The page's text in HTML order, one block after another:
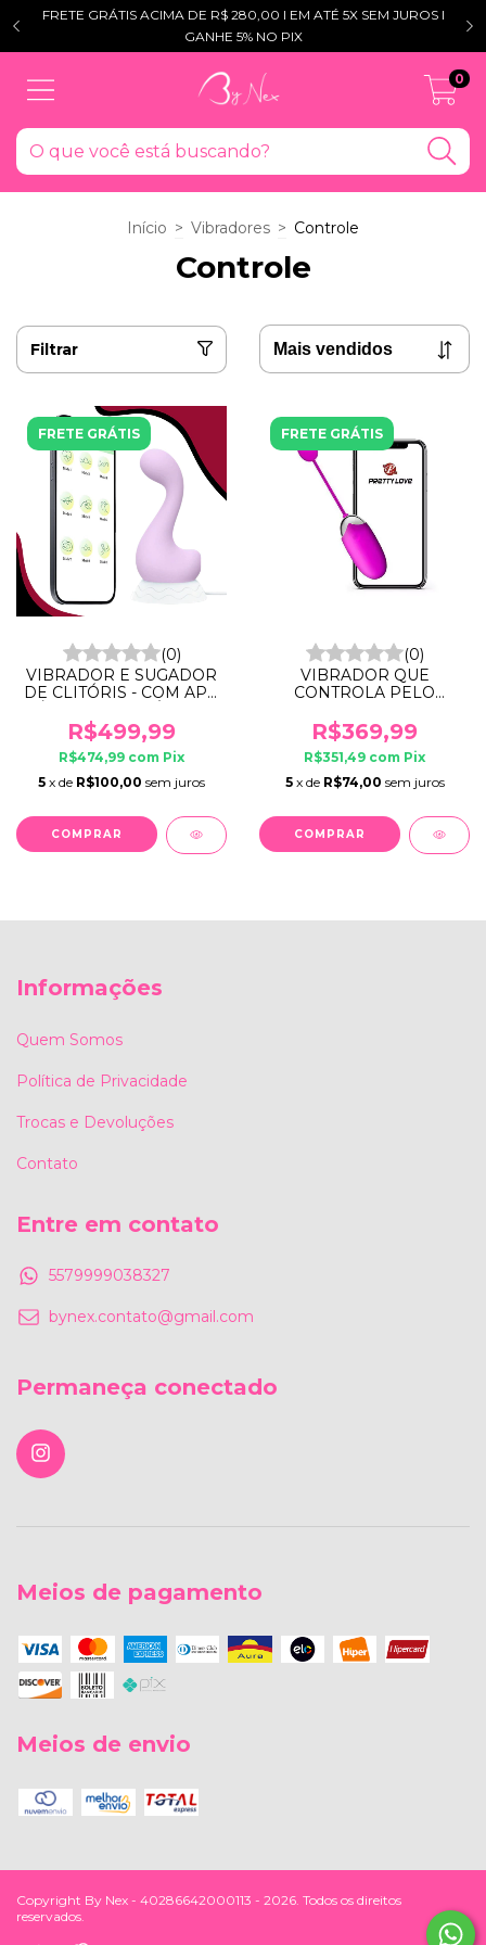
FRETE GRÁTIS ACIMA DE R$ 280,00 l EM ATÉ 5X SEM JUROS l
GANHE 5% NO PIX
0
Início > Vibradores > Controle
Controle
Filtrar
FRETE GRÁTIS
(0)
VIBRADOR E SUGADOR
DE CLITÓRIS - COM APP
R$499,99
R$474,99 com Pix
5 x de R$100,00 sem juros
FRETE GRÁTIS
(0)
VIBRADOR QUE
CONTROLA PELO
CELULAR -
RECARREGÁVEL
R$369,99
R$351,49 com Pix
5 x de R$74,00 sem juros
Informações
Quem Somos
Política de Privacidade
Trocas e Devoluções
Contato
Entre em contato
5579999038327
bynex.contato@gmail.com
Permaneça conectado
Meios de pagamento
Meios de envio
Copyright By Nex - 40286642000113 - 2026. Todos os direitos
reservados.